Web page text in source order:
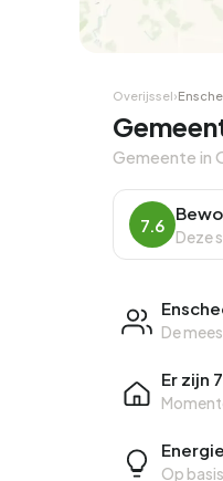
Overijssel›
Gemeente in
7.6
Deze
De
Er zijn
Op